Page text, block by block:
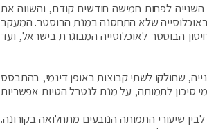
את מנת החיסון השנייה לפחות חמישה חודשים קודם, והשווה את
באוכלוסייה שלא התחסנה במנת הבוסטר. המעקב
2021, שבוע לאחר מועד אישור חיסון הבוסטר לאוכלוסייה המבוגרת בישראל, ועד
50+ שקיבלו את מנת החיסון השנייה, שחולקו לשתי קבוצות באופן דינמי, בהתבסס
סיכון לתמותה, על מנת לנטרל הטיות אפשריות
שיעורי התמותה הנובעים מתחלואה בקורונה.